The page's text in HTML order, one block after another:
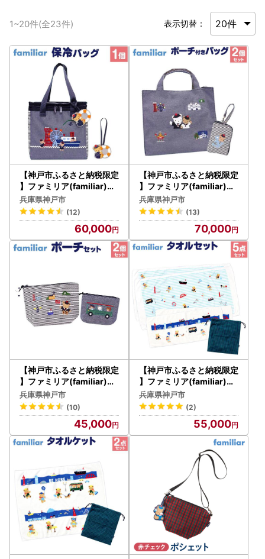
1~20件(全23件) 表示切替：
【神戸市ふるさと納税限定
】ファミリア(familiar)の
保冷バッグ（チャーム付き
）
兵庫県神戸市
(12)
60,000
【神戸市ふるさと納税限定
】ファミリア(familiar)の
バッグ(ポーチ付き)
兵庫県神戸市
(13)
70,000
【神戸市ふるさと納税限定
】ファミリア(familiar)の
ポーチセット
兵庫県神戸市
(10)
45,000
【神戸市ふるさと納税限定
】ファミリア(familiar)の
タオルセット
兵庫県神戸市
(2)
55,000